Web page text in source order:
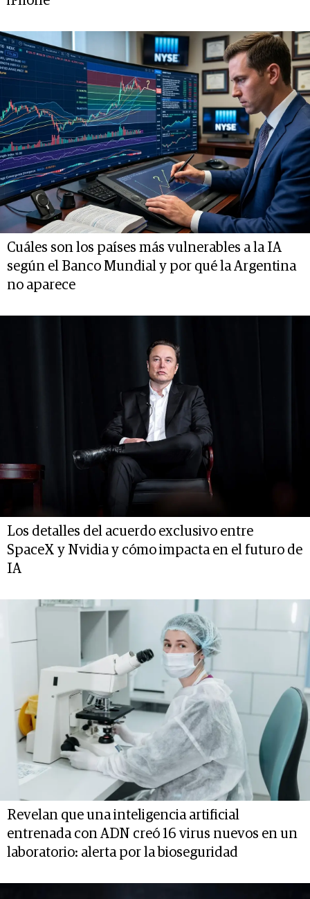
Cuáles son los países más vulnerables a la IA
según el Banco Mundial y por qué la Argentina
no aparece
Los detalles del acuerdo exclusivo entre
SpaceX y Nvidia y cómo impacta en el futuro de
IA
Revelan que una inteligencia artificial
entrenada con ADN creó 16 virus nuevos en un
laboratorio: alerta por la bioseguridad